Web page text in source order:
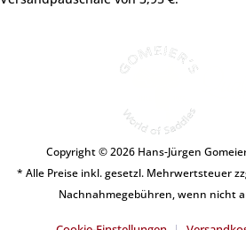
Copyright © 2026 Hans-Jürgen
* Alle Preise inkl. gesetzl. Mehrwertsteuer
Nachnahmegebühren, wenn nicht